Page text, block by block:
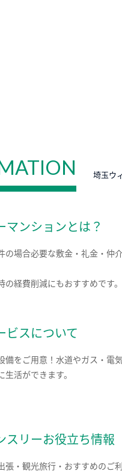
埼玉ウ
マンションとは？
の場合必要な敷金・礼金・仲
の経費削減にもおすすめです。
ビスについて
備をご用意！水道やガス・電
活ができます。
スリーお役立ち情報
張・観光旅行・おすすめのご